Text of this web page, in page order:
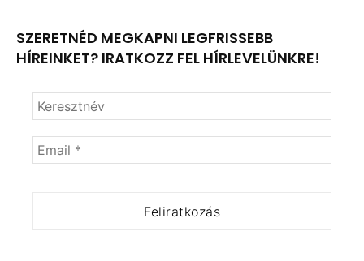
SZERETNÉD MEGKAPNI LEGFRISSEBB
HÍREINKET? IRATKOZZ FEL HÍRLEVELÜNKRE!